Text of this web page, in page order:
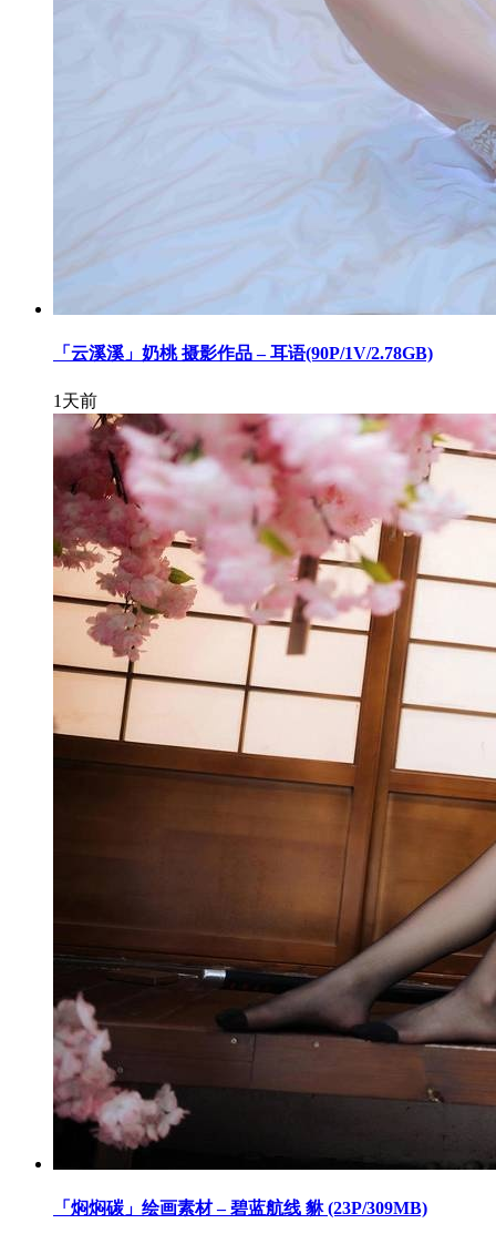
「云溪溪」奶桃 摄影作品 – 耳语(90P/1V/2.78GB)
1天前
「焖焖碳」绘画素材 – 碧蓝航线 貅 (23P/309MB)